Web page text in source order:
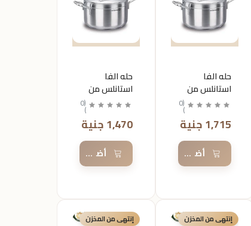
حله الفا
استانلس من
كركوماز (
0
)
1,715 جنية
أضف إلى السلة
حله الفا
استانلس من
كركوماز (
0
)
1,470 جنية
أضف إلى السلة
إنتهى من المخزن إنتهى من المخزن